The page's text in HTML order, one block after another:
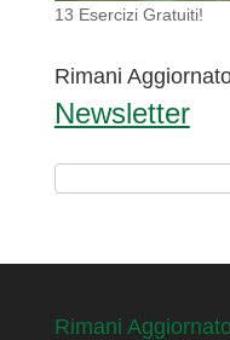
13 Esercizi Gratuiti!
Rimani
Newsletter
Rimani